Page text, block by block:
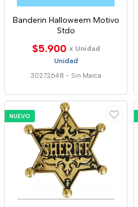
Banderin Halloweem Motivo
Stdo
$5.900 x Unidad
Unidad
30272648 - Sin Marca
NUEVO